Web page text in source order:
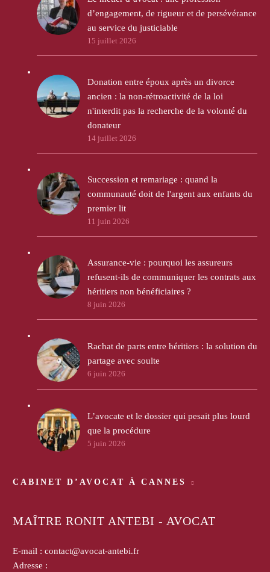
d’engagement, de rigueur et de persévérance
au service du justiciable
15 juillet 2026
Donation entre époux après un divorce
ancien : la non-rétroactivité de la loi
n'interdit pas la recherche de la volonté du
donateur
14 juillet 2026
Succession et remariage : quand la
communauté doit de l'argent aux enfants du
premier lit
11 juin 2026
Assurance-vie : pourquoi les assureurs
refusent-ils de communiquer les contrats aux
héritiers non bénéficiaires ?
8 juin 2026
Rachat de parts entre héritiers : la solution du
partage avec soulte
6 juin 2026
L’avocate et le dossier qui pesait plus lourd
que la procédure
5 juin 2026
CABINET D’AVOCAT À CANNES
MAÎTRE RONIT ANTEBI - AVOCAT
E-mail : contact@avocat-antebi.fr
Adresse :